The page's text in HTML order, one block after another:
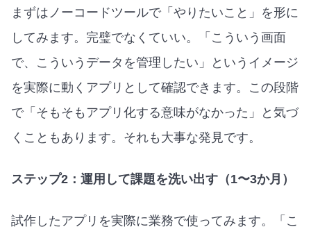
まずはノーコードツールで「やりたいこと」を形に
してみます。完璧でなくていい。「こういう画面
で、こういうデータを管理したい」というイメージ
を実際に動くアプリとして確認できます。この段階
で「そもそもアプリ化する意味がなかった」と気づ
くこともあります。それも大事な発見です。
ステップ2：運用して課題を洗い出す（1〜3か月）
試作したアプリを実際に業務で使ってみます。「こ